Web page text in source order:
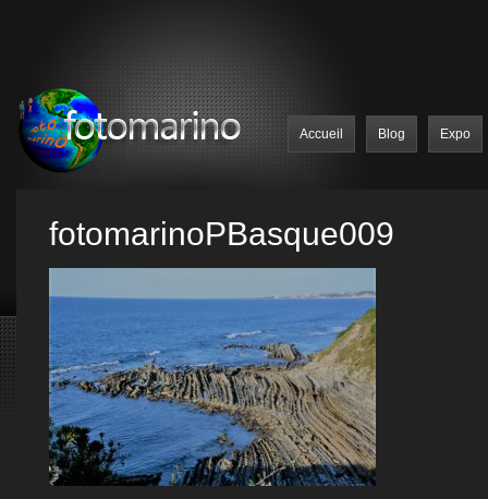
Accueil Blog Expo
fotomarinoPBasque009